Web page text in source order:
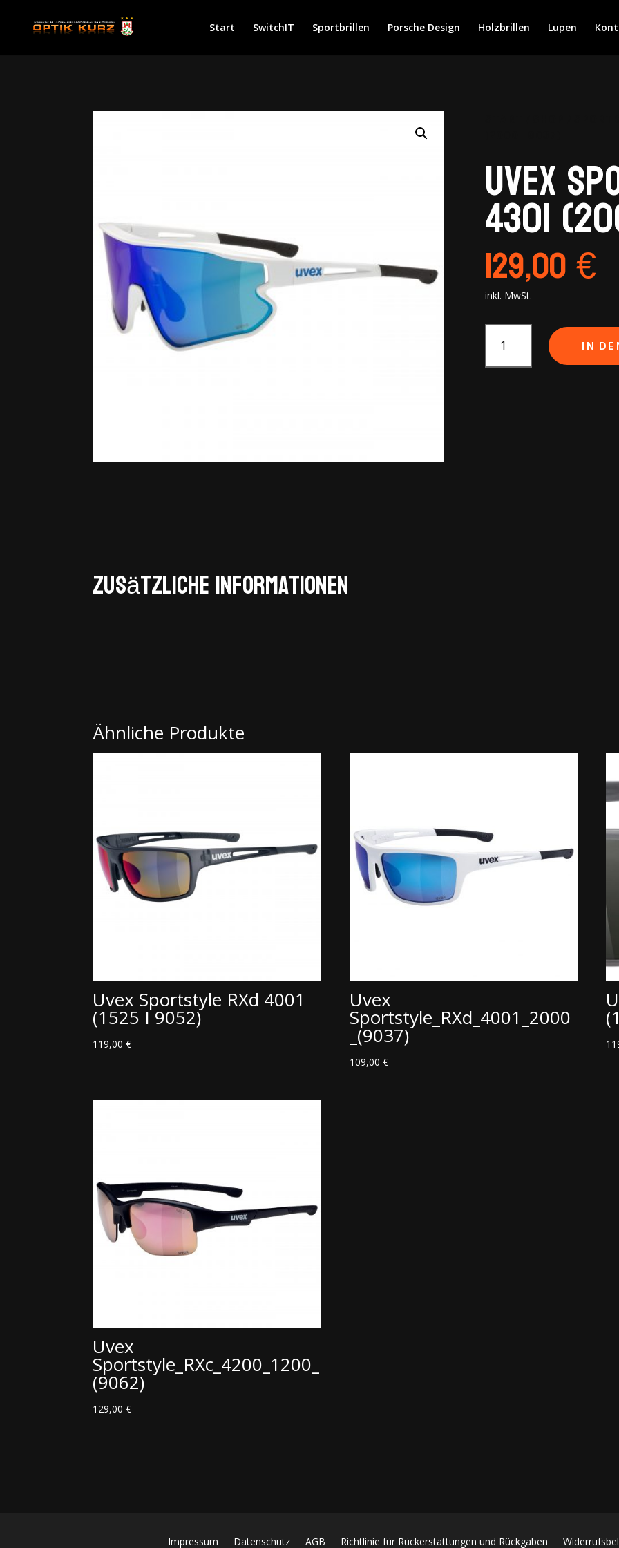
Start SwitchIT Sportbrillen Porsche Design Holzbrillen Lupen
Uvex
4301
129,00€
inkl. MwSt.
Uvex
Sportstyle
RXs
IN
Zusätzliche Informationen
Ähnliche Produkte
Uvex Sportstyle RXd 4001
(1525 I 9052)
119,00€
Uvex
Sportstyle_RXd_4001_2000
_(9037)
109,00 €
Uvex
Sportstyle_RXc_4200_1200_
(9062)
129,00€
Impressum Datenschutz AGB Richtlinie für Rückerstattungen und Rückgaben